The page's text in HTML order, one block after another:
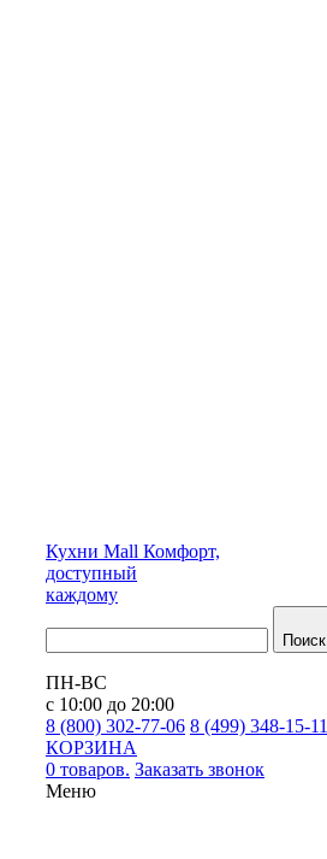
Кухни Mall Комфорт,
доступный
каждому
Поиск
ПН-ВС
с 10:00 до 20:00
8 (800) 302-77-06 8 (499) 348-15-11
КОРЗИНА
0 товаров. Заказать звонок
Меню